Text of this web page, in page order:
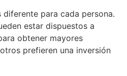
para cada persona.
estar dispuestos a
obtener mayores
prefieren una inversión